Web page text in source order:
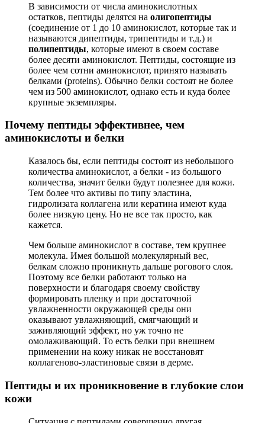
В зависимости от числа аминокислотных
остатков, пептиды делятся на олигопептиды
(соединение от 1 до 10 аминокислот, которые так и
называются дипептиды, трипептиды и т.д.) и
полипептиды, которые имеют в своем составе
более десяти аминокислот. Пептиды, состоящие из
более чем сотни аминокислот, принято называть
белками (proteins). Обычно белки состоят не более
чем из 500 аминокислот, однако есть и куда более
крупные экземпляры.
Почему пептиды эффективнее, чем
аминокислоты и белки
Казалось бы, если пептиды состоят из небольшого
количества аминокислот, а белки - из большого
количества, значит белки будут полезнее для кожи.
Тем более что активы по типу эластина,
гидролизата коллагена или кератина имеют куда
более низкую цену. Но не все так просто, как
кажется.
Чем больше аминокислот в составе, тем крупнее
молекула. Имея большой молекулярный вес,
белкам сложно проникнуть дальше рогового слоя.
Поэтому все белки работают только на
поверхности и благодаря своему свойству
формировать пленку и при достаточной
увлажненности окружающей среды они
оказывают увлажняющий, смягчающий и
заживляющий эффект, но уж точно не
омолаживающий. То есть белки при внешнем
применении на кожу никак не восстановят
коллагеново-эластиновые связи в дерме.
Пептиды и их проникновение в глубокие слои
кожи